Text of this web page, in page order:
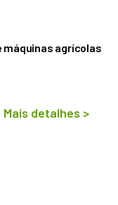
máquinas agrícolas
Mais detalhes >